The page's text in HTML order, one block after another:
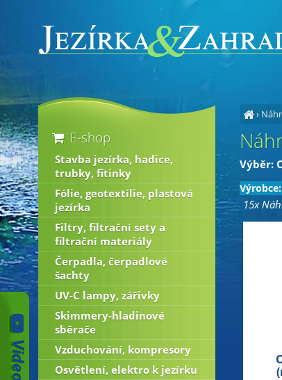
›
Výběr:
Výrobce:
15x
E-shop
Stavba jezírka, hadice,
trubky, fitinky
Fólie, geotextílie, plastová
jezírka
Filtry, filtrační sety a
filtrační materiály
Čerpadla, čerpadlové
šachty
UV-C lampy, zářivky
Skimmery-hladinové
sběrače
Vzduchování, kompresory
Osvětlení, elektro k jezírku